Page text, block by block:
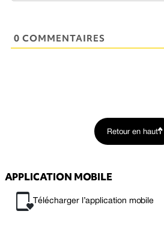
0 COMMENTAIRES
Retour en haut
APPLICATION MOBILE
Télécharger l’application mobile